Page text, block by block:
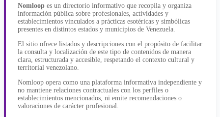
Nomloop es un directorio informativo que recopila y organiza
información pública sobre profesionales, actividades y
establecimientos vinculados a prácticas esotéricas y simbólicas
presentes en distintos estados y municipios de Venezuela.
El sitio ofrece listados y descripciones con el propósito de facilitar
la consulta y localización de este tipo de contenidos de manera
clara, estructurada y accesible, respetando el contexto cultural y
territorial venezolano.
Nomloop opera como una plataforma informativa independiente y
no mantiene relaciones contractuales con los perfiles o
establecimientos mencionados, ni emite recomendaciones o
valoraciones de carácter profesional.